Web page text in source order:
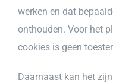
werken en dat
onthouden. Voor het
cookies is geen
Daarnaast kan het